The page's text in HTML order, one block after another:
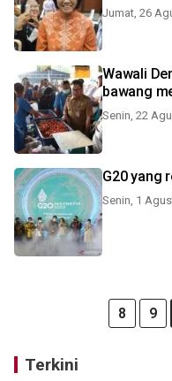
Jumat, 26
Wawali
bawang
Senin, 22
G20 yang
Senin, 1
8 9
Terkini